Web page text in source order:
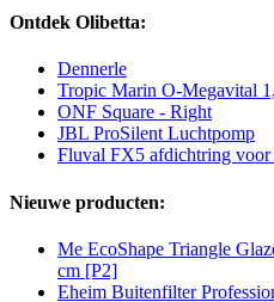
Ontdek Olibetta:
Dennerle
Tropic Marin O-Megavital
ONF Square - Right
JBL ProSilent Luchtpomp
Fluval FX5 afdichtring voor
Nieuwe producten:
Me EcoShape Triangle
cm [P2]
Eheim Buitenfilter